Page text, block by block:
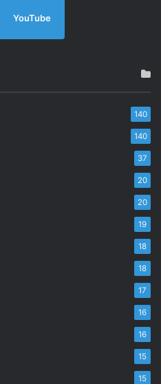
YouTube
140
140
37
20
20
19
18
18
17
16
16
15
15